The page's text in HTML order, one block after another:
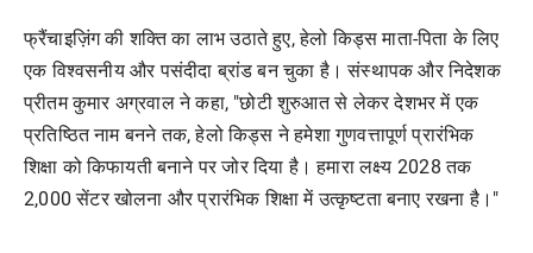
फ्रैंचाइज़िंग की शक्ति का लाभ उठाते हुए,हेलो किड्स माता-पिता के लिए
एक विश्वसनीय और पसंदीदा ब्रांड बन चुका है। संस्थापक और निदेशक
प्रीतम कुमार अग्रवाल ने कहा, "छोटी शुरुआत से लेकर देशभर में एक
प्रतिष्ठित नाम बनने तक,हेलो किड्स ने हमेशा गुणवत्तापूर्ण प्रारंभिक
शिक्षा को किफायती बनाने पर जोर दिया है। हमारा लक्ष्य 2028तक
2,000सेंटर खोलना और प्रारंभिक शिक्षा में उत्कृष्टता बनाए रखना है। "